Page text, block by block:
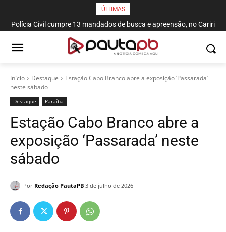
ÚLTIMAS
Polícia Civil cumpre 13 mandados de busca e apreensão, no Cariri
Paraibano
Início Destaque
Estação Cabo Branco abre a exposição ‘Passarada’
neste sábado
Destaque Paraí­ba
Estação Cabo Branco abre a
exposição ‘Passarada’ neste
sábado
Por Redação PautaPB 3 de julho de 2026